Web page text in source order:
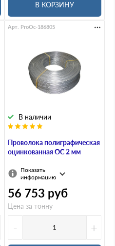
В КОРЗИНУ
Проволока полиграфическая
оцинкованная ОС 2 мм
В наличии
Арт. ProOc-186805
Показать
информацию
56 753 руб
Цена за тонну
- +